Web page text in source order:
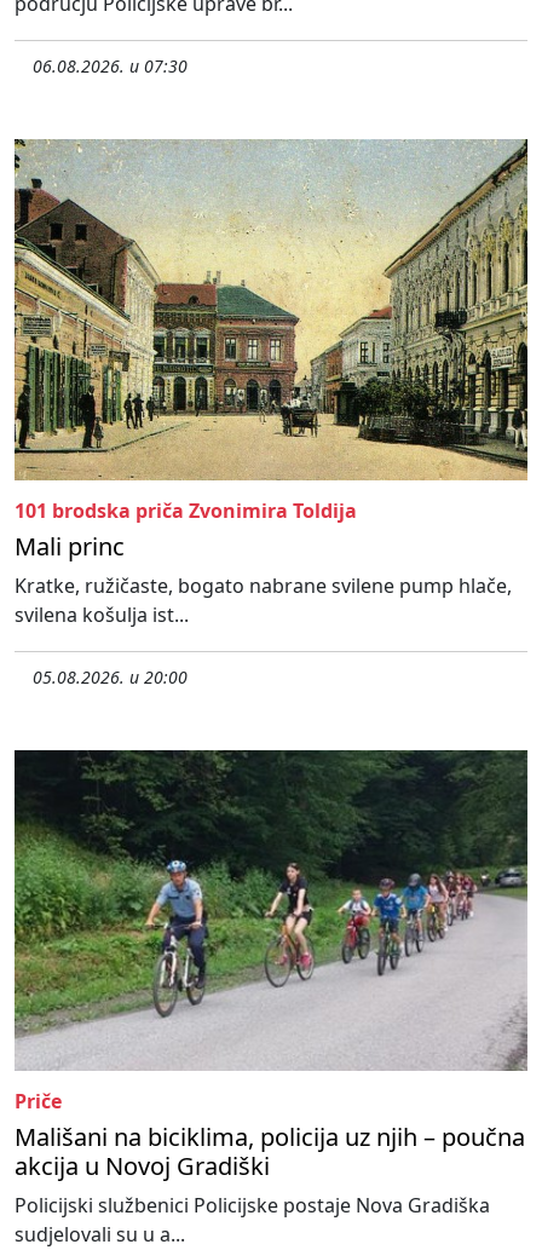
06.08.2026. u 07:30
101 brodska priča Zvonimira Toldija
Mali princ
Kratke, ružičaste, bogato nabrane svilene pump hlače,
svilena košulja ist...
05.08.2026. u 20:00
Priče
Mališani na biciklima, policija uz njih – poučna
akcija u Novoj Gradiški
Policijski službenici Policijske postaje Nova Gradiška
sudjelovali su u a...